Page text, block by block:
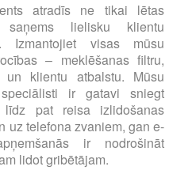
atradīs ne tikai lētas
lielisku klientu
Izmantojiet visas mūsu
– meklēšanas filtru,
klientu atbalstu. Mūsu
ir gatavi sniegt
līdz pat reisa izlidošanas
uz telefona zvaniem, gan e-
ir nodrošināt
lidot gribētājam.